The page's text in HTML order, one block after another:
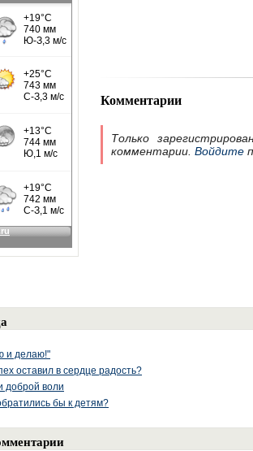
Комментарии
Только
комментарии. Войдите
и делаю!"
оставил в сердце радость?
доброй воли
бы к детям?